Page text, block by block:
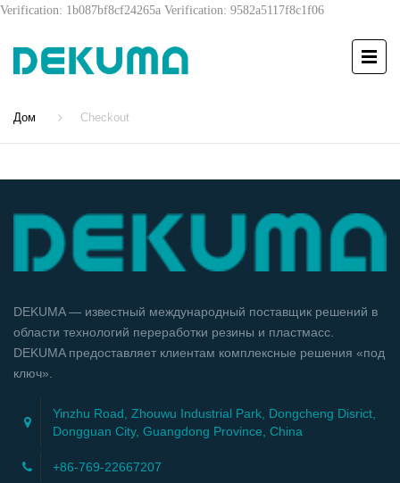
Verification: 1b087bf8cf24265a Verification: 9582a5117f8c1f06
Дом Checkout
DEKUMA — известный международный поставщик решений в
области технологий переработки резины и пластмасс.
DEKUMA предоставляет клиентам комплексные решения «под
ключ».
Yinzhu Road, Zhouwu Industrial Park, Dongcheng Disrict,
Dongguan City, Guangdong Province, China
+86-769-22667207